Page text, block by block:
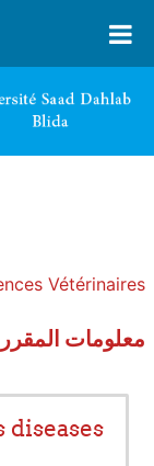
Vétérinaires
معلومات المقرر